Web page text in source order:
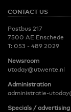
CONTACT US
Postbus 217
7500 AE Enschede
T: 053 - 489 2029
Newsroom
utoday@utwente.nl
Administration
administratie-
Specials / advertising